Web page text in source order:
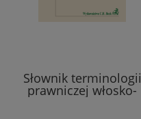
Słownik terminologii
prawniczej włosko-
polski/polsko-włoski